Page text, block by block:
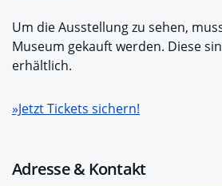
Um die Ausstellung zu sehen,
Museum gekauft werden. Diese
erhältlich.
»Jetzt Tickets sichern!
Adresse & Kontakt